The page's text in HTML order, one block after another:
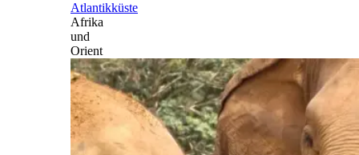
Atlantikküste
Afrika
und
Orient